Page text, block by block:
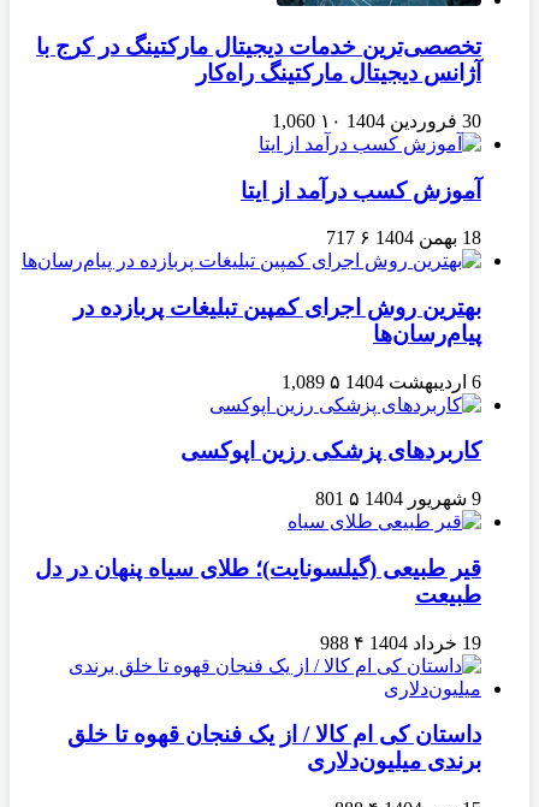
تخصصی‌ترین خدمات دیجیتال مارکتینگ در کرج با
آژانس دیجیتال مارکتینگ راه‌کار
30 فروردین 1404 ۱۰ 1,060
آموزش کسب درآمد از ایتا
18 بهمن 1404 ۶ 717
بهترین روش اجرای کمپین تبلیغات پربازده در
پیام‌رسان‌ها
6 اردیبهشت 1404 ۵ 1,089
کاربردهای پزشکی رزین اپوکسی
9 شهریور 1404 ۵ 801
قیر طبیعی (گیلسونایت)؛ طلای سیاه پنهان در دل
طبیعت
19 خرداد 1404 ۴ 988
داستان کی ام کالا / از یک فنجان قهوه تا خلق
برندی میلیون‌دلاری